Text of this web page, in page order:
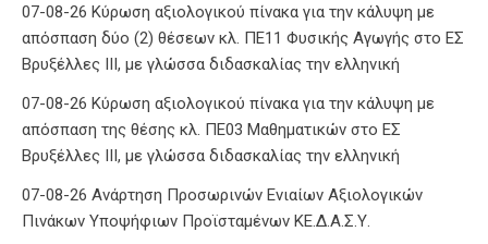
07-08-26 Κύρωση αξιολογικού πίνακα για την κάλυψη με
απόσπαση δύο (2) θέσεων κλ. ΠΕ11 Φυσικής Αγωγής στο ΕΣ
Βρυξέλλες ΙΙΙ, με γλώσσα διδασκαλίας την ελληνική
07-08-26 Κύρωση αξιολογικού πίνακα για την κάλυψη με
απόσπαση της θέσης κλ. ΠΕ03 Μαθηματικών στο ΕΣ
Βρυξέλλες ΙΙΙ, με γλώσσα διδασκαλίας την ελληνική
07-08-26 Ανάρτηση Προσωρινών Ενιαίων Αξιολογικών
Πινάκων Υποψήφιων Προϊσταμένων ΚΕ.Δ.Α.Σ.Υ.